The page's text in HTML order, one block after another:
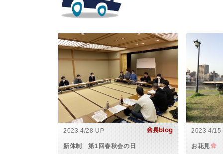
2023 4/28 UP
新体制 第1回春秋会の日
2023 4/15
お花見